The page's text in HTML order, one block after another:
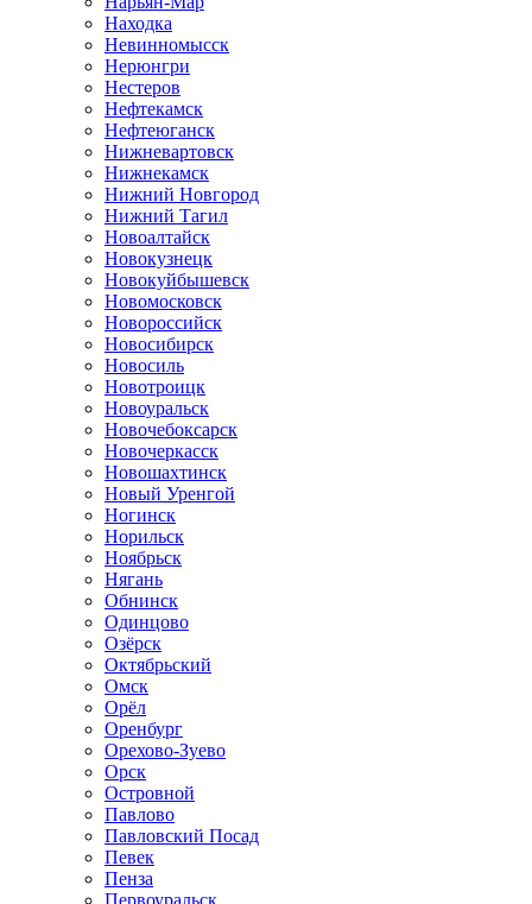
Находка
Невинномысск
Нерюнгри
Нестеров
Нефтекамск
Нефтеюганск
Нижневартовск
Нижнекамск
Нижний Новгород
Нижний Тагил
Новоалтайск
Новокузнецк
Новокуйбышевск
Новомосковск
Новороссийск
Новосибирск
Новосиль
Новотроицк
Новоуральск
Новочебоксарск
Новочеркасск
Новошахтинск
Новый Уренгой
Ногинск
Норильск
Ноябрьск
Нягань
Обнинск
Одинцово
Озёрск
Октябрьский
Омск
Орёл
Оренбург
Орехово-Зуево
Орск
Островной
Павлово
Павловский Посад
Певек
Пенза
Первоуральск